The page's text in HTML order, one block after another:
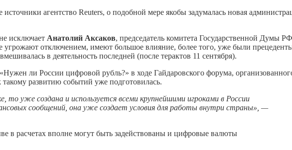
агентство Reuters, о подобной мере якобы задумалась новая
исключает Анатолий Аксаков, председатель комитета Государственной Думы
отключением, имеют большое влияние, более того, уже были
в деятельность последней (после терактов 11 сентября).
ли России цифровой рубль?» в ходе Гайдаровского форума,
развитию событий уже подготовилась.
то уже создана и используется всеми крупнейшими игроками в России
сообщений, она уже создает условия для работы внутри страны», —
в расчетах вполне могут быть задействованы и цифровые валюты